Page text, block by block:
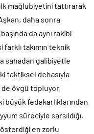
mağlubiyetini tattırarak
daha sonra
da aynı rakibi
takımın teknik
sahadan galibiyetle
taktiksel dehasıyla
de övgü topluyor.
büyük fedakarlıklarından
süreciyle sarsıldığı,
en zorlu